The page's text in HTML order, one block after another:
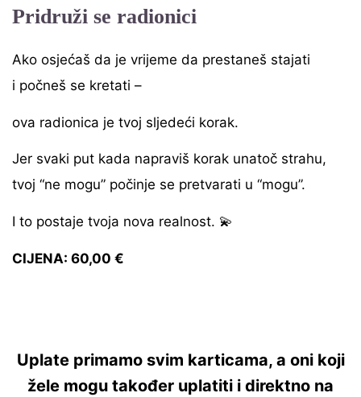
Pridruži se radionici
Ako osjećaš da je vrijeme da prestaneš stajati
i počneš se kretati –
ova radionica je tvoj sljedeći korak.
Jer svaki put kada napraviš korak unatoč strahu,
tvoj “ne mogu” počinje se pretvarati u “mogu”.
I to postaje tvoja nova realnost. 💫
CIJENA: 60,00 €
Uplate primamo svim karticama, a oni koji
žele mogu također uplatiti i direktno na